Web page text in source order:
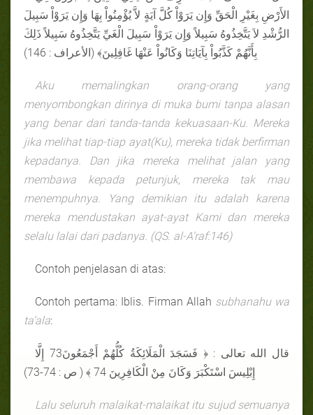
الأَرْضِ بِغَيْرِ الْحَقِّ وَإِن يَرَوْاْ كُلَّ آيَةٍ لاَّ يُؤْمِنُواْ بِهَا وَإِن يَرَوْاْ سَبِيلَ
الرُّشْدِ لاَ يَتَّخِذُوهُ سَبِيلاً وَإِن يَرَوْاْ سَبِيلَ الْغَيِّ يَتَّخِذُوهُ سَبِيلاً ذَلِكَ
Aku memalingkan orang-orang yang
menyombongkan dirinya di muka bumi tanpa alasan
yang benar dari tanda-tanda kekuasaan-Ku. Mereka
jika melihat tiap-tiap ayat(Ku), mereka tidak berfirman
kepadanya. Dan jika mereka melihat jalan yang
membawa kepada petunjuk, mereka tak mau
menempuhnya. Yang demikian itu adalah karena
mereka mendustakan ayat-ayat Kami dan mereka
selalu lalai dari padanya. (QS. al-A’raf:146)
Contoh penjelasan di atas:
Contoh pertama: Iblis. Firman Allah subhanahu wa
ta’ala:
قال الله تعالى : ﴿ فَسَجَدَ الْمَلَائِكَةُ كُلُّهُمْ أَجْمَعُونَ73 إِلَّا
إِبْلِيسَ اسْتَكْبَرَ وَكَانَ مِنْ الْكَافِرِينَ 74 ﴾ ( ص : 74-73)
Lalu seluruh malaikat-malaikat itu sujud semuanya